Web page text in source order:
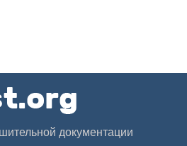
документации